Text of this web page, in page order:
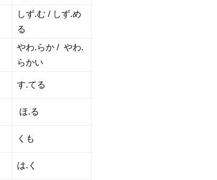
しず.む / しず.め
る
やわ.らか / やわ.
らかい
す.てる
ほ.る
くも
は.く